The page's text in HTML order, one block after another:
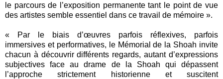
le parcours de l’exposition permanente tant le point de vue
des artistes semble essentiel dans ce travail de mémoire ».
« Par le biais d’œuvres parfois réflexives, parfois
immersives et performatives, le Mémorial de la Shoah invite
chacun à découvrir différents regards, autant d’expressions
subjectives face au drame de la Shoah qui dépassent
l’approche strictement historienne et suscitent